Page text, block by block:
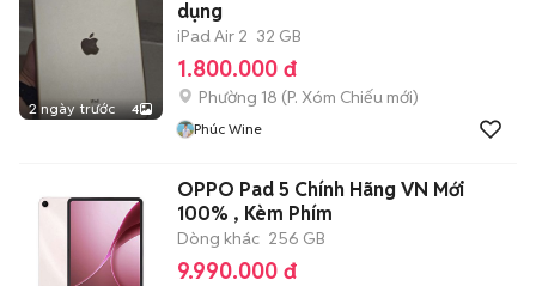
2 ngày trước 4
dụng
iPad Air 2 32 GB
1.800.000 đ
Phường 18 (P. Xóm Chiếu mới)
Phúc Wine
OPPO Pad 5 Chính Hãng VN Mới
100% , Kèm Phím
Dòng khác 256 GB
9.990.000 đ